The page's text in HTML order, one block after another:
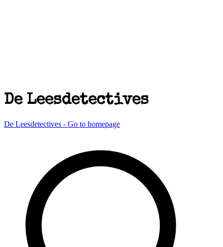
De Leesdetectives
De Leesdetectives - Go to homepage